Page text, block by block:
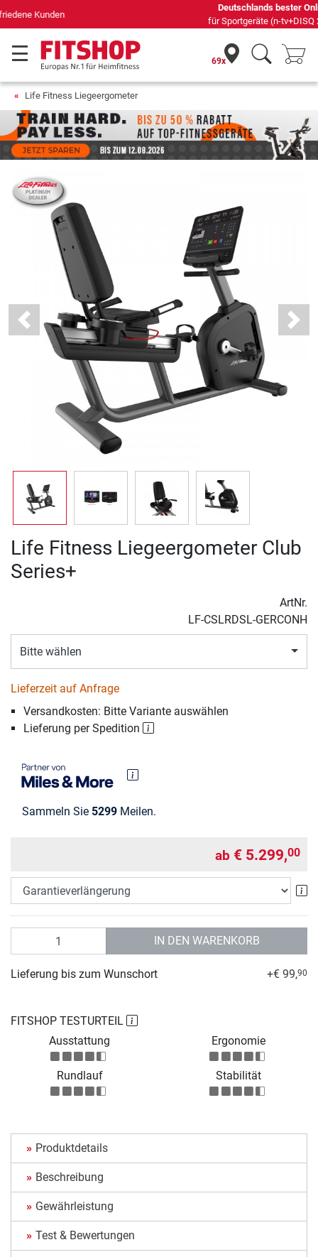
Deutschlands bester Online-Shop
für Sportgeräte (n-tv+DISQ 2016-2024)
69x
Life Fitness Liegeergometer
Previous Next
Life Fitness Liegeergometer Club
Series+
ArtNr.
LF-CSLRDSL-GERCONH
Bitte wählen
Lieferzeit auf Anfrage
Versandkosten: Bitte Variante auswählen
Lieferung per Spedition
Sammeln Sie 5299 Meilen.
ab € 5.299,00
IN DEN WARENKORB
FITSHOP TESTURTEIL
Ausstattung
Ergonomie
Rundlauf Stabilität
Lieferung bis zum Wunschort +€ 99,90
Produktdetails
Beschreibung
Gewährleistung
Test & Bewertungen